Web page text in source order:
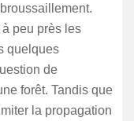
peu près les
quelques
de
forêt. Tandis que
la propagation